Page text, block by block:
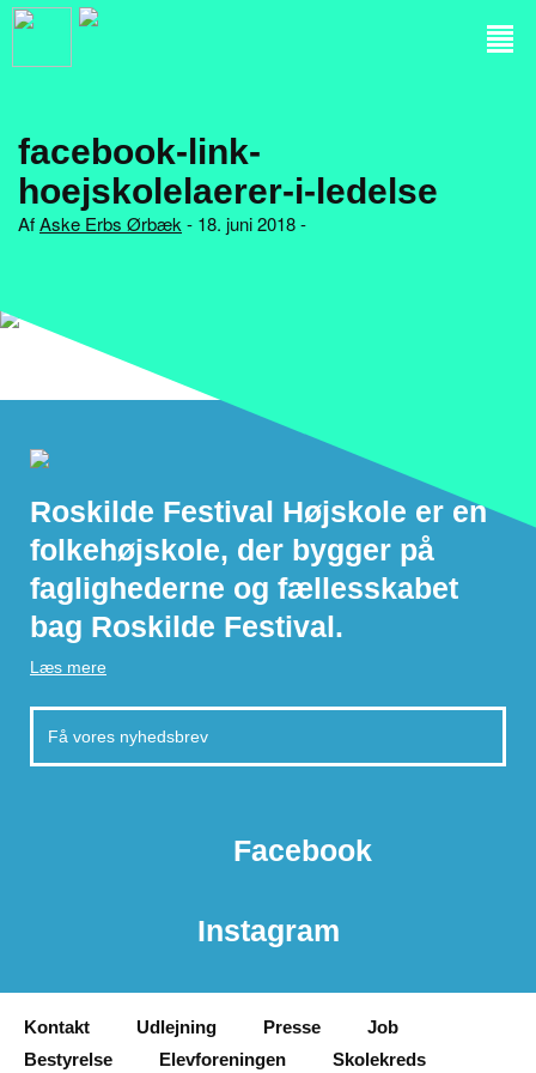
facebook-link-
hoejskolelaerer-i-ledelse
AfAske Erbs Ørbæk - 18. juni 2018 -
Roskilde Festival Højskole er en
folkehøjskole, der bygger på
faglighederne og fællesskabet
bag Roskilde Festival.
Læs mere
Facebook
Instagram
Kontakt Udlejning Presse
Job
Bestyrelse
Elevforeningen Skolekreds